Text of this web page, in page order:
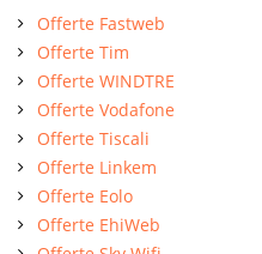
Offerte Fastweb
Offerte Tim
Offerte WINDTRE
Offerte Vodafone
Offerte Tiscali
Offerte Linkem
Offerte Eolo
Offerte EhiWeb